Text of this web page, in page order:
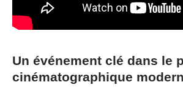
Un événement clé dans le
cinématographique